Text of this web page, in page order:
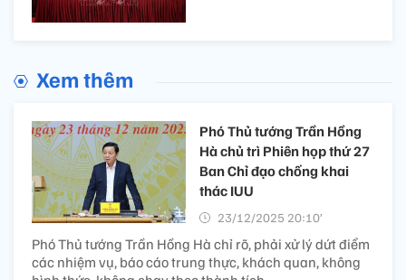
Xem thêm
Phó Thủ tướng Trần Hồng
Hà chủ trì Phiên họp thứ 27
Ban Chỉ đạo chống khai
thác IUU
23/12/2025 20:10’
Phó Thủ tướng Trần Hồng Hà chỉ rõ, phải xử lý dứt điểm
các nhiệm vụ, báo cáo trung thực, khách quan, không